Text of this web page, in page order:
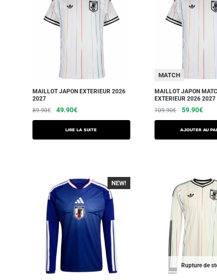
MAILLOT JAPON EXTERIEUR 2026
2027
89.90€ 49.90€
Lire la suite
MATCH
MAILLOT JAPON
EXTERIEUR 2026 2027
109.90€ 59.90€
AJOUTER AU
-40%
NEW!
Rupture de